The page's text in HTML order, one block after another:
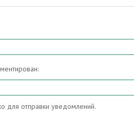
для отправки уведомлений.